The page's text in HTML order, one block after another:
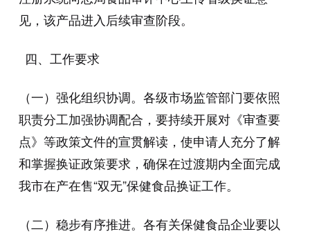
见，该产品进入后续审查阶段。
四、工作要求
（一）强化组织协调。各级市场监管部门要依照
职责分工加强协调配合，要持续开展对《审查要
点》等政策文件的宣贯解读，使申请人充分了解
和掌握换证政策要求，确保在过渡期内全面完成
我市在产在售“双无”保健食品换证工作。
（二）稳步有序推进。各有关保健食品企业要以